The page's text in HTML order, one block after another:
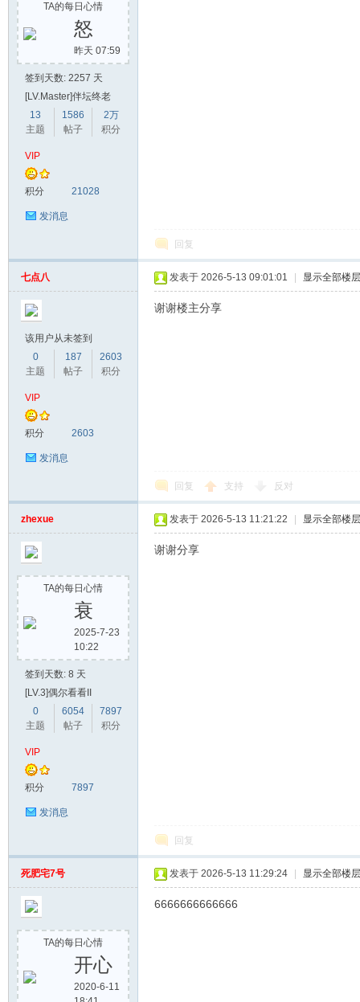
TA的每日心情
怒
昨天 07:59
签到天数: 2257 天
[LV.Master]伴坛终老
13
主题
1586
帖子
2万
积分
VIP
积分 21028
发消息
回复
七点八
该用户从未签到
0
主题
187
帖子
2603
积分
VIP
积分 2603
发消息
发表于 2026-5-13 09:01:01 显示全部楼层
谢谢楼主分享
回复 支持 反对
zhexue
TA的每日心情
衰
2025-7-23
10:22
签到天数: 8 天
[LV.3]偶尔看看II
0
主题
6054
帖子
7897
积分
VIP
积分 7897
发消息
发表于 2026-5-13 11:21:22 显示全部楼层
谢谢分享
回复
死肥宅7号
TA的每日心情
开心
2020-6-11
发表于 2026-5-13 11:29:24 显示全部楼层
6666666666666